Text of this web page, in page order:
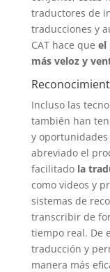
traductores de
traducciones y
CAT hace que el
más veloz y
Incluso las
también han
y
abreviado el
facilitado la
como videos y
sistemas de
transcribir de
tiempo real. De
traducción y
manera más